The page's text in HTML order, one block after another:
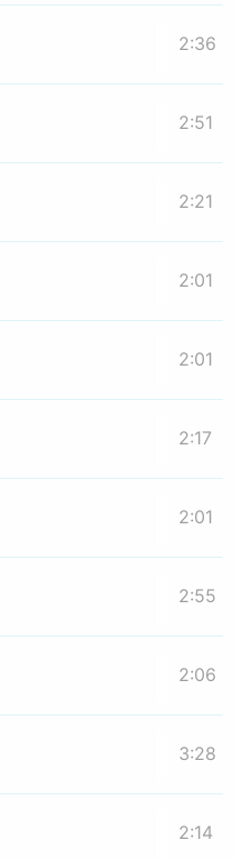
2:36
2:51
2:21
2:01
2:01
2:17
2:01
2:55
2:06
3:28
2:14